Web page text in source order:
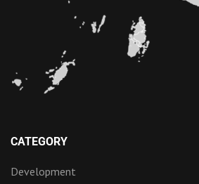
CATEGORY
Development